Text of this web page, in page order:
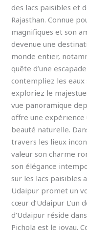
des lacs paisibles et
Rajasthan. Connue
magnifiques et son
devenue une
monde entier,
quête d’une
contempliez les eaux
exploriez le
vue panoramique
offre une
beauté naturelle.
travers les lieux
valeur son charme
son élégance
sur les lacs paisibles
Udaipur promet un
cœur d’Udaipur L’un
d’Udaipur réside
Pichola est le joyau.